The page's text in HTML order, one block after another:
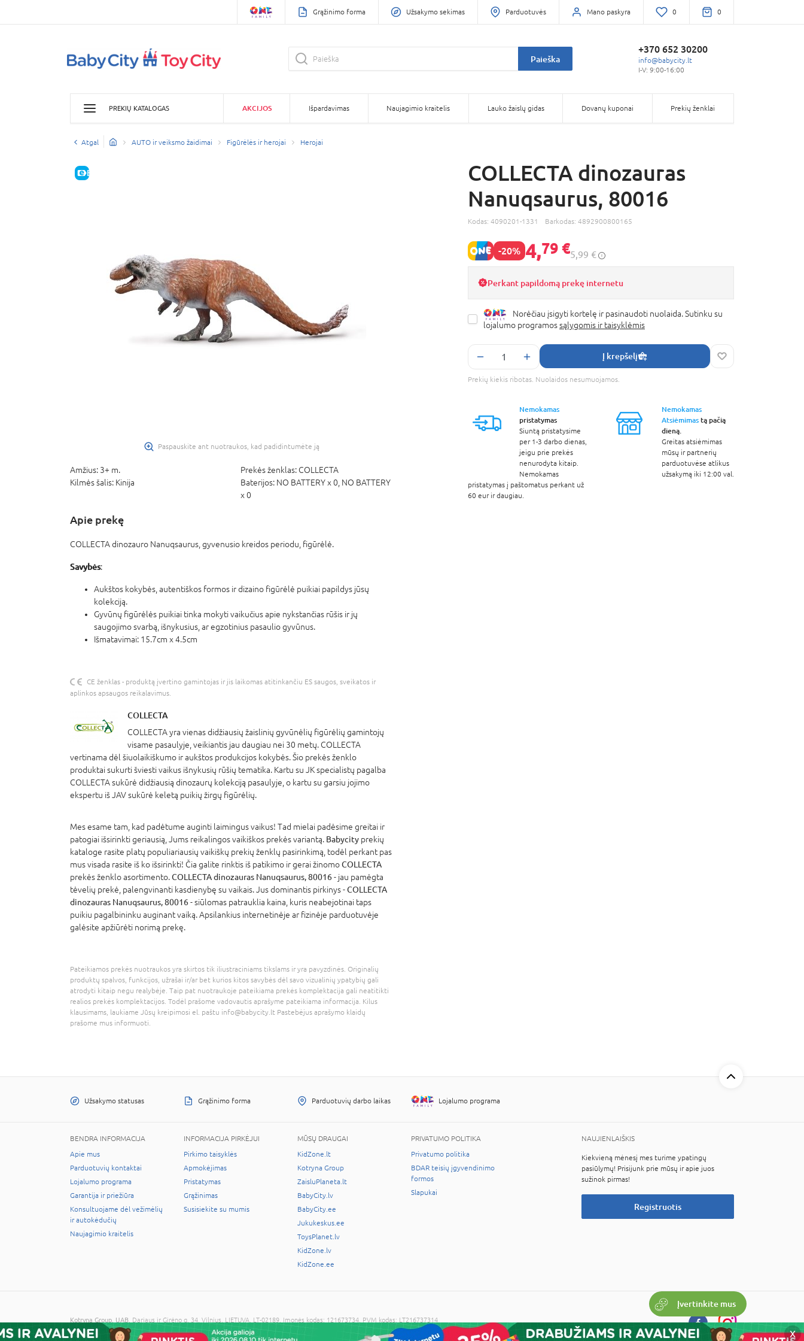
Grąžinimo forma Užsakymo sekimas Parduotuvės Mano paskyra 0 0
Paieška
+370 652 30200
info@babycity.lt
I-V: 9:00-16:00
PREKIŲ KATALOGAS AKCIJOS Išpardavimas Naujagimio kraitelis Lauko žaislų gidas Dovanų kuponai Prekių ženklai
Atgal AUTO ir veiksmo žaidimai Figūrėlės ir herojai Herojai
E-KAINA
Paspauskite ant nuotraukos, kad padidintumėte ją
Amžius: 3+ m. Prekės ženklas: COLLECTA
Kilmės šalis: Kinija Baterijos: NO BATTERY x 0, NO BATTERY
x 0
Apie prekę
COLLECTA dinozauro Nanuqsaurus, gyvenusio kreidos periodu, figūrėlė.
Savybės:
Aukštos kokybės, autentiškos formos ir dizaino figūrėlė puikiai papildys jūsų
kolekciją.
Gyvūnų figūrėlės puikiai tinka mokyti vaikučius apie nykstančias rūšis ir jų
saugojimo svarbą, išnykusius, ar egzotinius pasaulio gyvūnus.
Išmatavimai: 15.7cm x 4.5cm
CE ženklas - produktą įvertino gamintojas ir jis laikomas atitinkančiu ES saugos, sveikatos ir
aplinkos apsaugos reikalavimus.
COLLECTA
COLLECTA yra vienas didžiausių žaislinių gyvūnėlių figūrėlių gamintojų
visame pasaulyje, veikiantis jau daugiau nei 30 metų. COLLECTA
vertinama dėl šiuolaikiškumo ir aukštos produkcijos kokybės. Šio prekės ženklo
produktai sukurti šviesti vaikus išnykusių rūšių tematika. Kartu su JK specialistų pagalba
COLLECTA sukūrė didžiausią dinozaurų kolekciją pasaulyje, o kartu su garsiu jojimo
ekspertu iš JAV sukūrė keletą puikių žirgų figūrėlių.
Mes esame tam, kad padėtume auginti laimingus vaikus! Tad mielai padėsime greitai ir
patogiai išsirinkti geriausią, Jums reikalingos vaikiškos prekės variantą. Babycity prekių
kataloge rasite platų populiariausių vaikiškų prekių ženklų pasirinkimą, todėl perkant pas
mus visada rasite iš ko išsirinkti! Čia galite rinktis iš patikimo ir gerai žinomoCOLLECTA
prekės ženklo asortimento.COLLECTA dinozauras Nanuqsaurus, 80016- jau pamėgta
tėvelių prekė, palengvinanti kasdienybę su vaikais. Jus dominantis pirkinys -COLLECTA
dinozauras Nanuqsaurus, 80016- siūlomas patrauklia kaina, kuris neabejotinai taps
puikiu pagalbininku auginant vaiką. Apsilankius internetinėje ar fizinėje parduotuvėje
galėsite apžiūrėti norimą prekę.
Pateikiamos prekės nuotraukos yra skirtos tik iliustraciniams tikslams ir yra pavyzdinės. Originalių
produktų spalvos, funkcijos, užrašai ir/ar bet kurios kitos savybės dėl savo vizualinių ypatybių gali
atrodyti kitaip negu realybėje. Taip pat nuotraukoje pateikiama prekės komplektacija gali neatitikti
realios prekės komplektacijos. Todėl prašome vadovautis aprašyme pateikiama informacija. Kilus
klausimams, laukiame Jūsų kreipimosi el. paštu info@babycity.lt Pastebėjus aprašymo klaidų
prašome mus informuoti.
COLLECTA dinozauras
Nanuqsaurus, 80016
Kodas: 4090201-1331 Barkodas: 4892900800165
-20% 4,79 €5,99 €
Perkant papildomą prekę internetu
Norėčiau įsigyti kortelę ir pasinaudoti nuolaida. Sutinku su
lojalumo programossąlygomis ir taisyklėmis
Į krepšelį
Prekių kiekis ribotas. Nuolaidos nesumuojamos.
Nemokamas
pristatymas
Siuntą pristatysime
per 1-3 darbo dienas,
jeigu prie prekės
nenurodyta kitaip.
Nemokamas
pristatymas į paštomatus perkant už
60 eur ir daugiau.
Nemokamas
Atsiėmimastą pačią
dieną.
Greitas atsiėmimas
mūsų ir partnerių
parduotuvėse atlikus
užsakymą iki 12:00 val.
Įvertinkite mus
X
Užsakymo statusas Grąžinimo forma Parduotuvių darbo laikas Lojalumo programa
BENDRA INFORMACIJA
Apie mus
Parduotuvių kontaktai
Lojalumo programa
Garantija ir priežiūra
Konsultuojame dėl vežimėlių
ir autokėdučių
Naujagimio kraitelis
INFORMACIJA PIRKĖJUI
Pirkimo taisyklės
Apmokėjimas
Pristatymas
Grąžinimas
Susisiekite su mumis
MŪSŲ DRAUGAI
KidZone.lt
Kotryna Group
ZaisluPlaneta.lt
BabyCity.lv
BabyCity.ee
Jukukeskus.ee
ToysPlanet.lv
KidZone.lv
KidZone.ee
PRIVATUMO POLITIKA
Privatumo politika
BDAR teisių įgyvendinimo
formos
Slapukai
NAUJIENLAIŠKIS
Kiekvieną mėnesį mes turime ypatingų
pasiūlymų! Prisijunk prie mūsų ir apie juos
sužinok pirmas!
Registruotis
Kotryna Group, UAB , Dariaus ir Girėno g. 34, Vilnius, LIETUVA, LT-02189, Įmonės kodas: 121673734, PVM kodas: LT216737314
© 2026 Visos teisės saugomos. Kopijuoti informaciją be administracijos sutikimo draudžiama